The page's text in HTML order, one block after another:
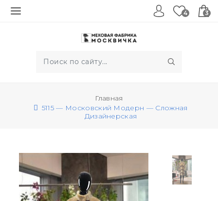
4 3
Главная
5115 — Московский Модерн — Сложная
Дизайнерская